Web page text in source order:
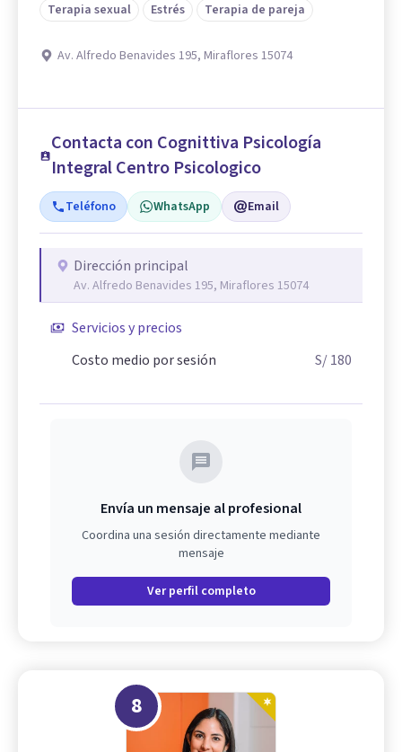
Terapia sexual
Estrés Terapia de pareja
Av. Alfredo Benavides 195, Miraflores 15074
Contacta con Cognittiva Psicología
Integral Centro Psicologico
Teléfono WhatsApp Email
Dirección principal
Av. Alfredo Benavides 195, Miraflores 15074
Servicios y precios
Costo medio por sesión
S/ 180
Envía un mensaje al profesional
Coordina una sesión directamente mediante
mensaje
Ver perfil completo
8